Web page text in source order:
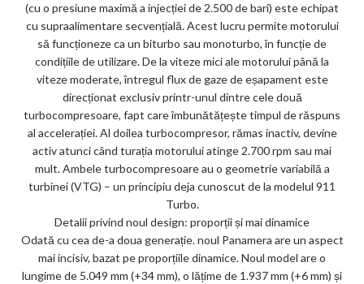
(cu o presiune maximă a injecției de 2.500 de bari) este echipat
cu supraalimentare secvențială. Acest lucru permite motorului
să funcționeze ca un biturbo sau monoturbo, în funcție de
condițiile de utilizare. De la viteze mici ale motorului până la
viteze moderate, întregul flux de gaze de eșapament este
direcționat exclusiv printr-unul dintre cele două
turbocompresoare, fapt care îmbunătățește timpul de răspuns
al accelerației. Al doilea turbocompresor, rămas inactiv, devine
activ atunci când turația motorului atinge 2.700 rpm sau mai
mult. Ambele turbocompresoare au o geometrie variabilă a
turbinei (VTG) – un principiu deja cunoscut de la modelul 911
Turbo.
Detalii privind noul design: proporții și mai dinamice
Odată cu cea de-a doua generație. noul Panamera are un aspect
mai incisiv, bazat pe proporțiile dinamice. Noul model are o
lungime de 5.049 mm (+34 mm), o lățime de 1.937 mm (+6 mm) și